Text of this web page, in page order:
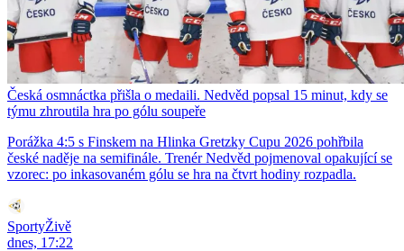
Česká osmnáctka přišla o medaili. Nedvěd popsal 15 minut, kdy se
týmu zhroutila hra po gólu soupeře
Porážka 4:5 s Finskem na Hlinka Gretzky Cupu 2026 pohřbila
české naděje na semifinále. Trenér Nedvěd pojmenoval opakující se
vzorec: po inkasovaném gólu se hra na čtvrt hodiny rozpadla.
SportyŽivě
dnes, 17:22